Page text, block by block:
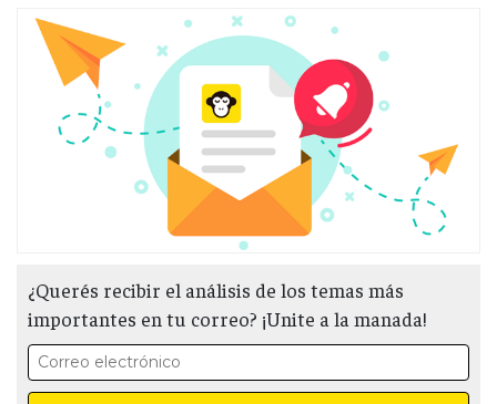
¿Querés recibir el análisis de los temas más
importantes en tu correo? ¡Unite a la manada!